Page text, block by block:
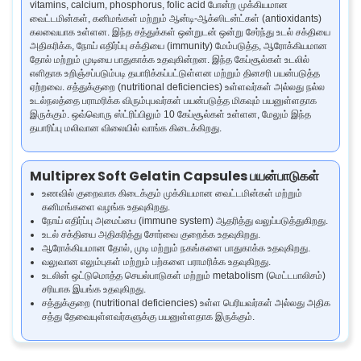
vitamins, calcium, phosphorus, folic acid போன்ற முக்கியமான
வைட்டமின்கள், கனிமங்கள் மற்றும் ஆன்டி-ஆக்ஸிடன்ட்கள் (antioxidants)
கலவையாக உள்ளன. இந்த சத்துக்கள் ஒன்றுடன் ஒன்று சேர்ந்து உடல் சக்தியை
அதிகரிக்க, நோய் எதிர்ப்பு சக்தியை (immunity) மேம்படுத்த, ஆரோக்கியமான
தோல் மற்றும் முடியை பாதுகாக்க உதவுகின்றன. இந்த கேப்சூல்கள் உடலில்
எளிதாக உறிஞ்சப்படும்படி தயாரிக்கப்பட்டுள்ளன மற்றும் தினசரி பயன்படுத்த
ஏற்றவை. சத்துக்குறை (nutritional deficiencies) உள்ளவர்கள் அல்லது நல்ல
உடல்நலத்தை பராமரிக்க விரும்புபவர்கள் பயன்படுத்த மிகவும் பயனுள்ளதாக
இருக்கும். ஒவ்வொரு ஸ்ட்ரிப்பிலும் 10 கேப்சூல்கள் உள்ளன, மேலும் இந்த
தயாரிப்பு மலிவான விலையில் வாங்க கிடைக்கிறது.
Multiprex Soft Gelatin Capsules பயன்பாடுகள்
உணவில் குறைவாக கிடைக்கும் முக்கியமான வைட்டமின்கள் மற்றும்
கனிமங்களை வழங்க உதவுகிறது.
நோய் எதிர்ப்பு அமைப்பை (immune system) ஆதரித்து வலுப்படுத்துகிறது.
உடல் சக்தியை அதிகரித்து சோர்வை குறைக்க உதவுகிறது.
ஆரோக்கியமான தோல், முடி மற்றும் நகங்களை பாதுகாக்க உதவுகிறது.
வலுவான எலும்புகள் மற்றும் பற்களை பராமரிக்க உதவுகிறது.
உடலின் ஒட்டுமொத்த செயல்பாடுகள் மற்றும் metabolism (மெட்டபாலிசம்)
சரியாக இயங்க உதவுகிறது.
சத்துக்குறை (nutritional deficiencies) உள்ள பெரியவர்கள் அல்லது அதிக
சத்து தேவையுள்ளவர்களுக்கு பயனுள்ளதாக இருக்கும்.